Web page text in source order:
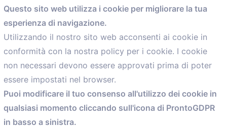
comunicazione@confartigianato.bo.it
Menù
Home
Servizi
Convenzioni
Voce delle Nostre aziende
Questo sito web utilizza i cookie per migliorare la tua
esperienza di navigazione.
Utilizzando il nostro sito web acconsenti ai cookie in
conformità con la nostra policy per i cookie. I cookie
non necessari devono essere approvati prima di poter
essere impostati nel browser.
Puoi modificare il tuo consenso all'utilizzo dei cookie in
qualsiasi momento cliccando sull'icona di ProntoGDPR
in basso a sinistra.